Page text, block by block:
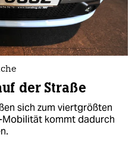
der Straße
sich zum viertgrößten
Mobilität kommt dadurch